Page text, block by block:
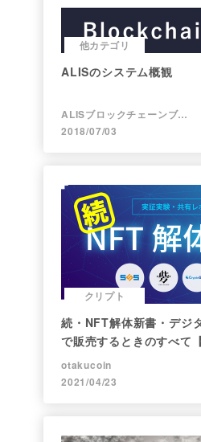
他カテゴリ
ALISのシステム概観
ALISブロックチェーンブログ
2018/07/03
クリプト
続・NFT解体新書・デジ
で販売するときのすべて
ポート】
otakucoin
2021/04/23